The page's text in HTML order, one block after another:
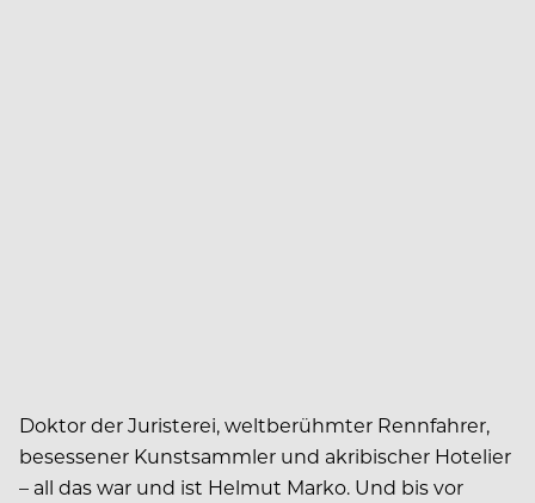
Doktor der Juristerei, weltberühmter Rennfahrer,
besessener Kunstsammler und akribischer Hotelier
– all das war und ist Helmut Marko. Und bis vor